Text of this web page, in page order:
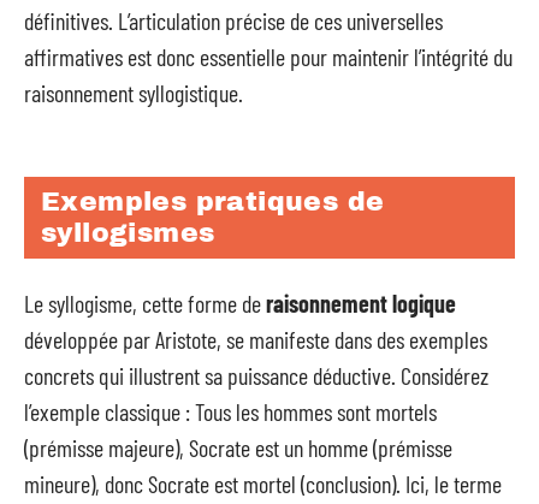
définitives. L’articulation précise de ces universelles
affirmatives est donc essentielle pour maintenir l’intégrité du
raisonnement syllogistique.
Exemples pratiques de
syllogismes
Le syllogisme, cette forme deraisonnement logique
développée par Aristote, se manifeste dans des exemples
concrets qui illustrent sa puissance déductive. Considérez
l’exemple classique : Tous les hommes sont mortels
(prémisse majeure), Socrate est un homme (prémisse
mineure), donc Socrate est mortel (conclusion). Ici, le terme